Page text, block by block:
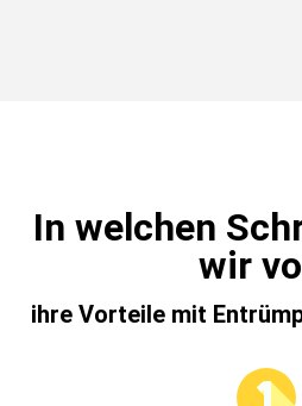
In welchen
wir
ihre Vorteile mit